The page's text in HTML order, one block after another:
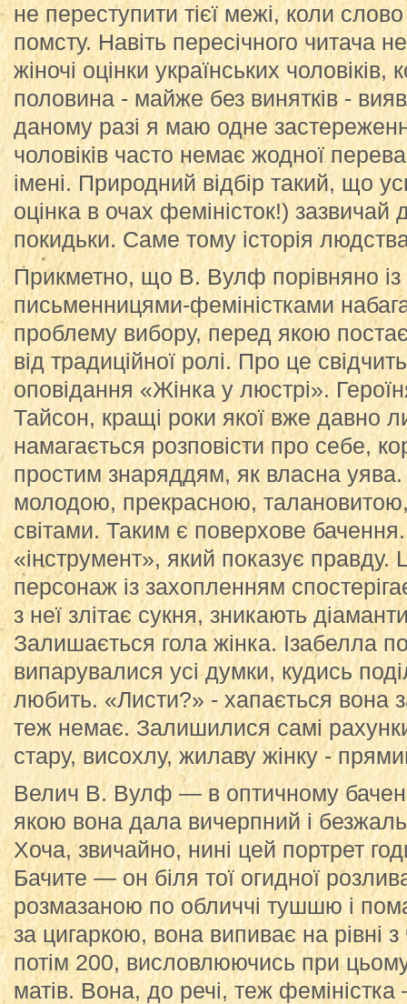
не переступити тієї межі, коли
помсту. Навіть пересічного читача
жіночі оцінки українських
половина - майже без винятків -
даному разі я маю одне
чоловіків часто немає жодної
імені. Природний відбір такий, що
оцінка в очах феміністок!) зазвичай
покидьки. Саме тому історія
Прикметно, що В. Вулф порівняно
письменницями-феміністками
проблему вибору, перед якою
від традиційної ролі. Про це
оповідання «Жінка у люстрі».
Тайсон, кращі роки якої вже давно
намагається розповісти про себе,
простим знаряддям, як власна уява.
молодою, прекрасною,
світами. Таким є поверхове
«інструмент», який показує
персонаж із захопленням
з неї злітає сукня, зникають
Залишається гола жінка. Ізабелла
випарувалися усі думки, кудись
любить. «Листи?» - хапається вона
теж немає. Залишилися самі
стару, висохлу, жилаву жінку -
Велич В. Вулф — в оптичному
якою вона дала вичерпний і
Хоча, звичайно, нині цей портрет
Бачите — он біля тої огидної
розмазаною по обличчі тушшю і
за цигаркою, вона випиває на рівні
потім 200, висловлюючись при
матів. Вона, до речі, теж